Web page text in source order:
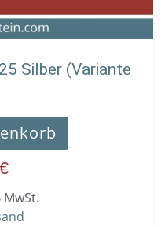
Silber (Variante
€